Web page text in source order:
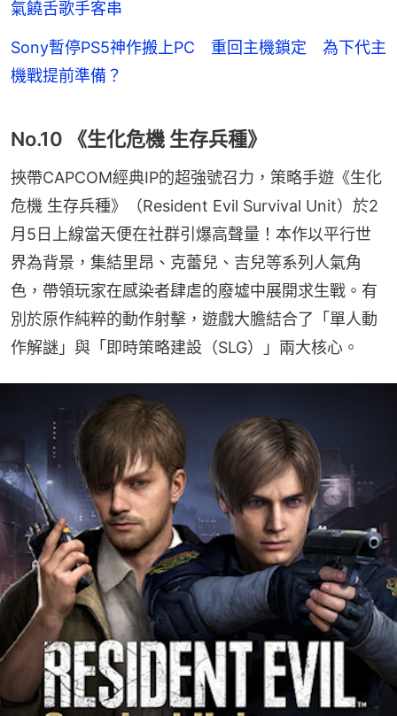
氣饒舌歌手客串
Sony暫停PS5神作搬上PC 重回主機鎖定 為下代主
機戰提前準備？
No.10 《生化危機 生存兵種》
挾帶CAPCOM經典IP的超強號召力，策略手遊《生化
危機 生存兵種》（Resident Evil Survival Unit）於2
月5日上線當天便在社群引爆高聲量！本作以平行世
界為背景，集結里昂、克蕾兒、吉兒等系列人氣角
色，帶領玩家在感染者肆虐的廢墟中展開求生戰。有
別於原作純粹的動作射擊，遊戲大膽結合了「單人動
作解謎」與「即時策略建設（SLG）」兩大核心。